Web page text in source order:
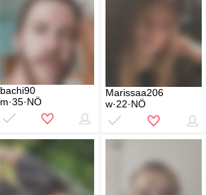
bachi90
m·35·NÖ
Marissaa206
w·22·NÖ